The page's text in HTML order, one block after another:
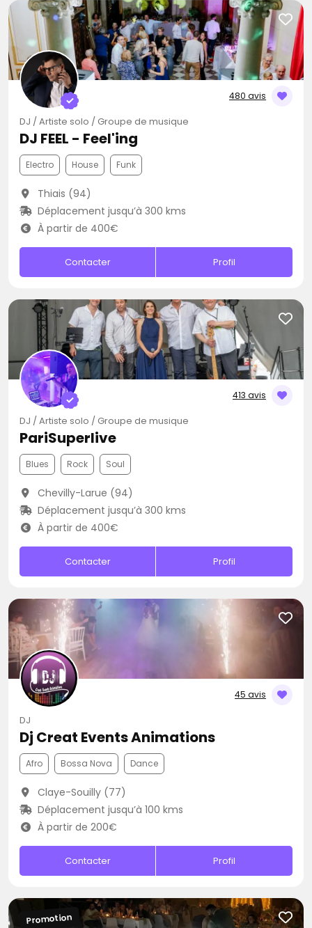
480 avis
DJ / Artiste solo / Groupe de musique
DJ FEEL - Feel'ing
Electro House Funk
Thiais (94)
Déplacement jusqu’à 300 kms
À partir de 400€
Contacter Profil
413 avis
DJ / Artiste solo / Groupe de musique
PariSuperlive
Blues Rock Soul
Chevilly-Larue (94)
Déplacement jusqu’à 300 kms
À partir de 400€
Contacter Profil
45 avis
DJ
Dj Creat Events Animations
Afro Bossa Nova Dance
Claye-Souilly (77)
Déplacement jusqu’à 100 kms
À partir de 200€
Contacter Profil
Promotion